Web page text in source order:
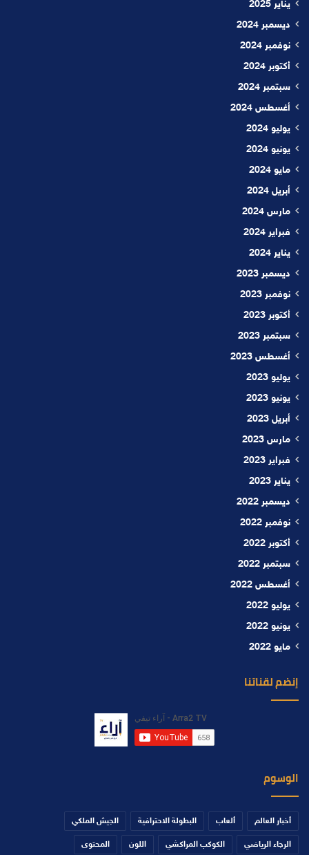
يناير 2025
ديسمبر 2024
نوفمبر 2024
أكتوبر 2024
سبتمبر 2024
أغسطس 2024
يوليو 2024
يونيو 2024
مايو 2024
أبريل 2024
مارس 2024
فبراير 2024
يناير 2024
ديسمبر 2023
نوفمبر 2023
أكتوبر 2023
سبتمبر 2023
أغسطس 2023
يوليو 2023
يونيو 2023
أبريل 2023
مارس 2023
فبراير 2023
يناير 2023
ديسمبر 2022
نوفمبر 2022
أكتوبر 2022
سبتمبر 2022
أغسطس 2022
يوليو 2022
يونيو 2022
مايو 2022
إنضم لقناتنا
الوسوم
أخبار العالم ألعاب البطولة الاحترافية الجيش الملكي
الرجاء الرياضي الكوكب المراكشي اللون المحتوى